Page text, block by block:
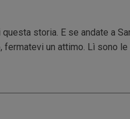
storia. E se andate a
fermatevi un attimo. Lì sono